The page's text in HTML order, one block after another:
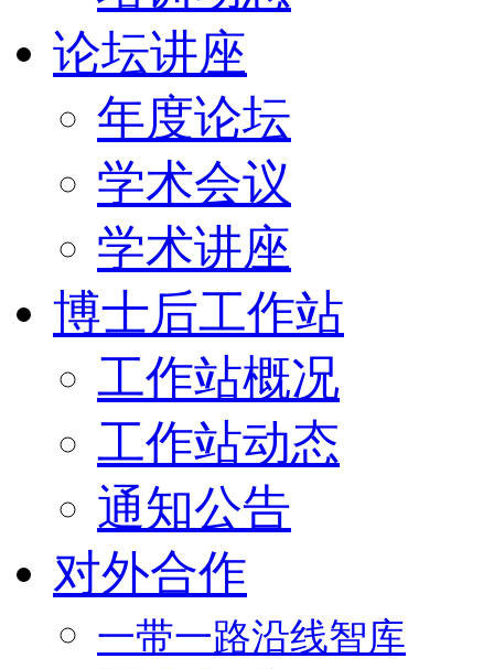
论坛讲座
年度论坛
学术会议
学术讲座
博士后工作站
工作站概况
工作站动态
通知公告
对外合作
一带一路沿线智库